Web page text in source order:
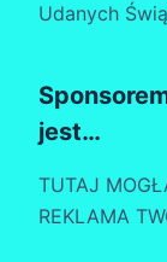
Udanych
jest…
TUTAJ
REKLAMA